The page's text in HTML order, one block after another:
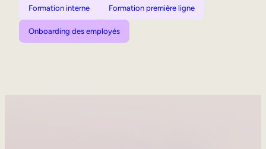
Formation interne Formation première ligne
Onboarding des employés